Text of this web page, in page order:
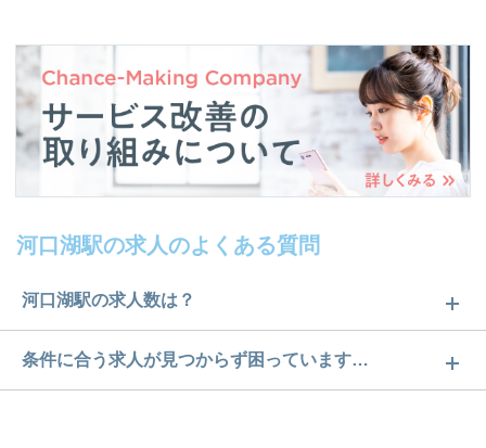
河口湖駅の求人のよくある質問
河口湖駅の求人数は？
河口湖駅の求人数は2件です。どのような求人がある
かぜひチェックしてみてください。
条件に合う求人が見つからず困っています…